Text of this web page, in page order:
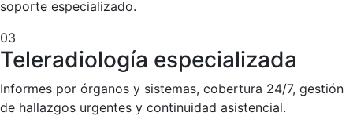
soporte especializado.
03
Teleradiología especializada
Informes por órganos y sistemas, cobertura 24/7, gestión
de hallazgos urgentes y continuidad asistencial.